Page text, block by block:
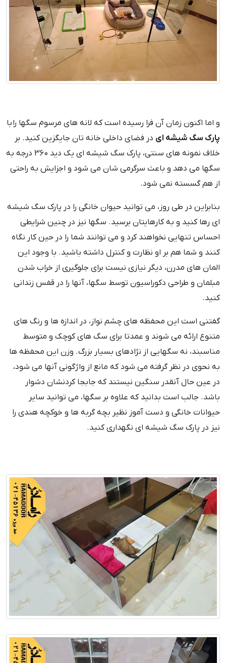
و اما اکنون زمان آن فرا رسیده است که لانه های مرسوم سگها را با
پارک سگ شیشه ای در فضای داخلی خانه تان جایگزین کنید. بر
خلاف نمونه های سنتی، پارک سگ شیشه ای یک دید 360 درجه به
سگها می دهد و باعث سرگرمی شان می شود و اجزایش به راحتی
از هم گسسته نمی شود.
بنابراین در طی روز، می توانید حیوان خانگی را در پارک سگ شیشه
ای رها کنید و به کارهایتان برسید. سگها نیز در چنین شرایطی
احساس تنهایی نخواهند کرد و می توانند شما را در حین کار نگاه
کنند و شما هم بر او نظارت و کنترل داشته باشید. با وجود این
المان های مدرن، دیگر نیازی نیست برای جلوگیری از خراب شدن
مبلمان و طراحی دکوراسیون توسط سگها، آنها را در قفس زندانی
کنید.
گفتنی است این محفظه های چشم نواز، در اندازه ها و رنگ های
متنوع ارائه می شوند و عمدتا برای سگ های کوچک و متوسط
مناسبند، نه سگهایی از نژادهای بسیار بزرگ. وزن این محفظه ها
به نحوی در نظر گرفته می شود که مانع از واژگونی آنها می شود،
در عین حال آنقدر سنگین نیستند که جابجا کردنشان دشوار
باشد. جالب است بدانید که علاوه بر سگها، می توانید سایر
حیوانات خانگی و دست آموز نظیر بچه گربه ها و خوکچه هندی را
نیز در پارک سگ شیشه ای نگهداری کنید.